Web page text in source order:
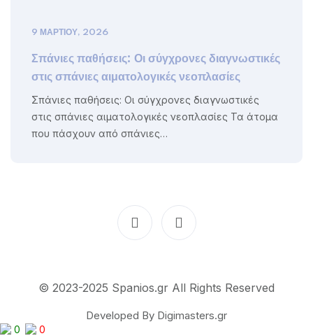
9 ΜΑΡΤΊΟΥ, 2026
Σπάνιες παθήσεις: Οι σύγχρονες διαγνωστικές
στις σπάνιες αιματολογικές νεοπλασίες
Σπάνιες παθήσεις: Οι σύγχρονες διαγνωστικές
στις σπάνιες αιματολογικές νεοπλασίες Τα άτομα
που πάσχουν από σπάνιες…
© 2023-2025 Spanios.gr All Rights Reserved
Developed By Digimasters.gr
0 0